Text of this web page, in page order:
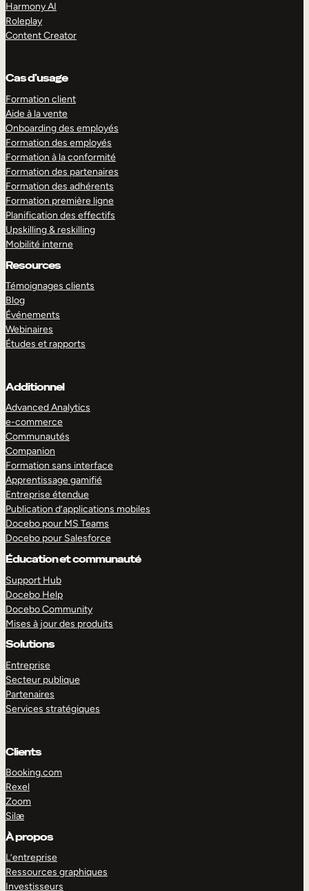
Harmony AI
Roleplay
Content Creator
Cas d’usage
Formation client
Aide à la vente
Onboarding des employés
Formation des employés
Formation à la conformité
Formation des partenaires
Formation des adhérents
Formation première ligne
Planification des effectifs
Upskilling & reskilling
Mobilité interne
Resources
Témoignages clients
Blog
Événements
Webinaires
Études et rapports
Additionnel
Advanced Analytics
e-commerce
Communautés
Companion
Formation sans interface
Apprentissage gamifié
Entreprise étendue
Publication d’applications mobiles
Docebo pour MS Teams
Docebo pour Salesforce
Éducation et communauté
Support Hub
Docebo Help
Docebo Community
Mises à jour des produits
Solutions
Entreprise
Secteur publique
Partenaires
Services stratégiques
Clients
Booking.com
Rexel
Zoom
Silæ
À propos
L’entreprise
Ressources graphiques
Investisseurs